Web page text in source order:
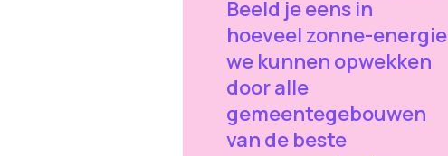
Beeld je eens in
hoeveel zonne-energie
we kunnen opwekken
door alle
gemeentegebouwen
van de beste